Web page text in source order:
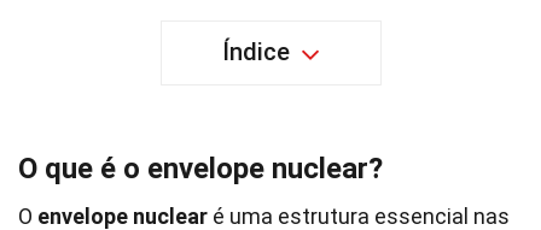
Índice
O que é o envelope nuclear?
O envelope nuclear é uma estrutura essencial nas